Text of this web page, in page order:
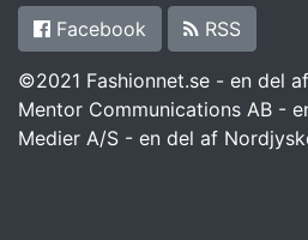
Facebook RSS
©2021 Fashionnet.se - en del
Mentor Communications AB -
Medier A/S - en del af